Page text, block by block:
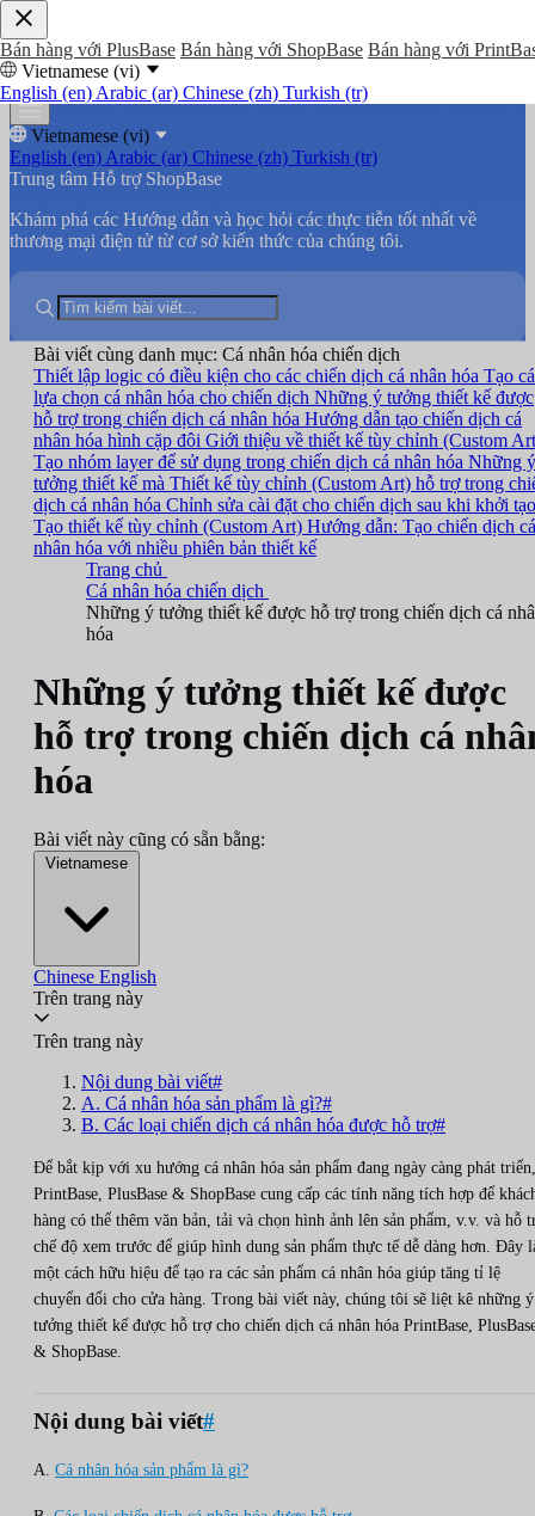
Bán hàng với PlusBase Bán hàng với ShopBase Bán hàng với
Vietnamese (vi)
English (en) Arabic (ar) Chinese (zh) Turkish (tr)
Vietnamese (vi)
English (en) Arabic (ar) Chinese (zh) Turkish (tr)
Trung tâm Hỗ trợ ShopBase
Khám phá các Hướng dẫn và học hỏi các thực tiễn tốt nhất về
thương mại điện tử từ cơ sở kiến thức của chúng tôi.
Bài viết cùng danh mục: Cá nhân hóa chiến dịch
Thiết lập logic có điều kiện cho các chiến dịch cá nhân hóa Tạo
lựa chọn cá nhân hóa cho chiến dịch Những ý tưởng thiết kế được
hỗ trợ trong chiến dịch cá nhân hóa Hướng dẫn tạo chiến dịch cá
nhân hóa hình cặp đôi Giới thiệu về thiết kế tùy chỉnh (Custom
Tạo nhóm layer để sử dụng trong chiến dịch cá nhân hóa Những ý
tưởng thiết kế mà Thiết kế tùy chỉnh (Custom Art) hỗ trợ trong
dịch cá nhân hóa Chỉnh sửa cài đặt cho chiến dịch sau khi khởi tạo
Tạo thiết kế tùy chỉnh (Custom Art) Hướng dẫn: Tạo chiến dịch cá
nhân hóa với nhiều phiên bản thiết kế
Trang chủ
Cá nhân hóa chiến dịch
Những ý tưởng thiết kế được hỗ trợ trong chiến dịch cá
hóa
Những ý tưởng thiết kế được
hỗ trợ trong chiến dịch cá
hóa
Bài viết này cũng có sẵn bằng:
Vietnamese
Chinese English
Trên trang này
Trên trang này
Nội dung bài viết#
A. Cá nhân hóa sản phẩm là gì?#
B. Các loại chiến dịch cá nhân hóa được hỗ trợ#
Để bắt kịp với xu hướng cá nhân hóa sản phẩm đang ngày càng phát triển,
PrintBase, PlusBase & ShopBase cung cấp các tính năng tích hợp để
hàng có thể thêm văn bản, tải và chọn hình ảnh lên sản phẩm, v.v. và hỗ
chế độ xem trước để giúp hình dung sản phẩm thực tế dễ dàng hơn. Đây
một cách hữu hiệu để tạo ra các sản phẩm cá nhân hóa giúp tăng tỉ lệ
chuyển đổi cho cửa hàng. Trong bài viết này, chúng tôi sẽ liệt kê những ý
tưởng thiết kế được hỗ trợ cho chiến dịch cá nhân hóa PrintBase,
& ShopBase.
Nội dung bài viết#
A. Cá nhân hóa sản phẩm là gì?